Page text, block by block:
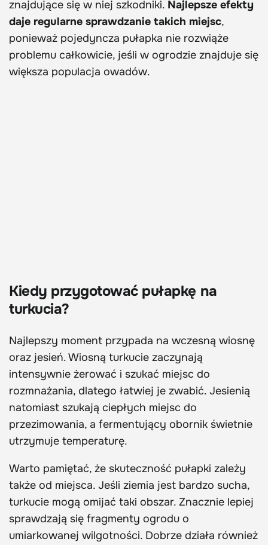
znajdujące się w niej szkodniki. Najlepsze efekty
daje regularne sprawdzanie takich miejsc,
ponieważ pojedyncza pułapka nie rozwiąże
problemu całkowicie, jeśli w ogrodzie znajduje się
większa populacja owadów.
Kiedy przygotować pułapkę na
turkucia?
Najlepszy moment przypada na wczesną wiosnę
oraz jesień. Wiosną turkucie zaczynają
intensywnie żerować i szukać miejsc do
rozmnażania, dlatego łatwiej je zwabić. Jesienią
natomiast szukają ciepłych miejsc do
przezimowania, a fermentujący obornik świetnie
utrzymuje temperaturę.
Warto pamiętać, że skuteczność pułapki zależy
także od miejsca. Jeśli ziemia jest bardzo sucha,
turkucie mogą omijać taki obszar. Znacznie lepiej
sprawdzają się fragmenty ogrodu o
umiarkowanej wilgotności. Dobrze działa również